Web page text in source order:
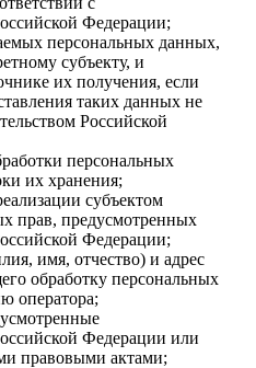
Федерации;
персональных данных,
субъекту, и
их получения, если
таких данных не
Российской
персональных
их хранения;
субъектом
прав, предусмотренных
Федерации;
имя, отчество) и адрес
обработку персональных
оператора;
Федерации или
правовыми актами;